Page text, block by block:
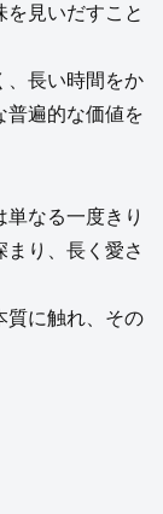
見いだすこと
、長い時間をか
普遍的な価値を
単なる一度きり
り、長く愛さ
質に触れ、その